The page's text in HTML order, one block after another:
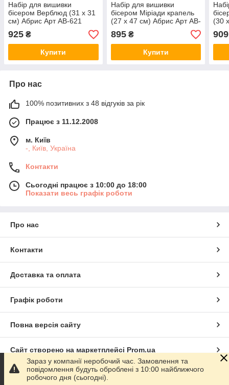
Набір для вишивки
бісером Верблюд (31 х 31
см) Абрис Арт AB-621
925 ₴
Купити
Набір для вишивки
бісером Міріади крапель
(27 х 47 см) Абрис Арт AB-
715
895₴
Купити
(30
AB-
909
Про нас
100% позитивних з 48 відгуків за рік
Працює з 11.12.2008
м. Київ
-, Київ, Україна
Контакти
Сьогодні працює з 10:00 до 18:00
Показати весь графік роботи
Про нас
Контакти
Доставка та оплата
Графік роботи
Повна версія сайту
Сайт створено на маркетплейсі Prom.ua
Політика конфіденційності
Зараз у компанії неробочий час. Замовлення та
повідомлення будуть оброблені з 10:00 найближчого
робочого дня (сьогодні).